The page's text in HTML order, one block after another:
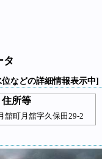
タ
などの詳細情報表示中]
住所等
舘町月舘字久保田29-2